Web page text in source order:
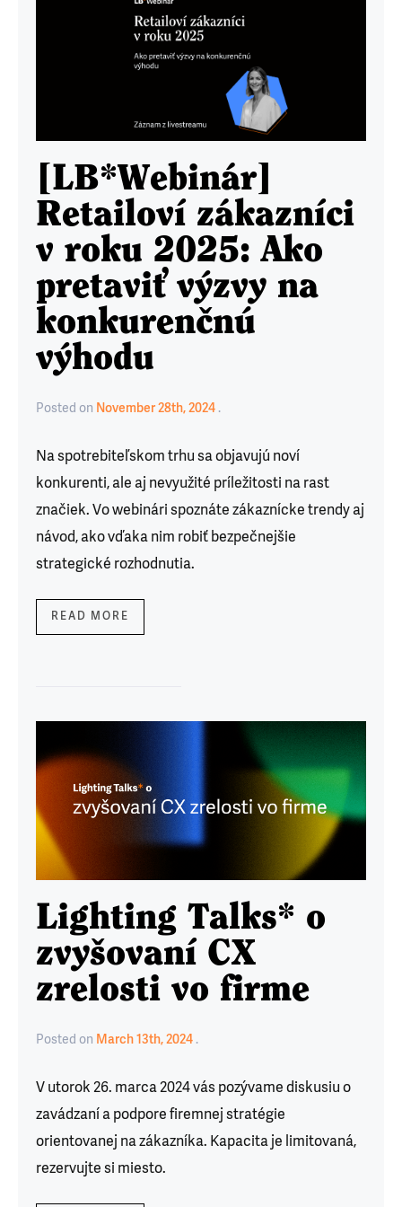
[LB*Webinár]
Retailoví zákazníci
v roku 2025: Ako
pretaviť výzvy na
konkurenčnú
výhodu
Posted on November 28th, 2024
Na spotrebiteľskom trhu sa objavujú noví
konkurenti, ale aj nevyužité príležitosti na rast
značiek. Vo webinári spoznáte zákaznícke trendy aj
návod, ako vďaka nim robiť bezpečnejšie
strategické rozhodnutia.
READ MORE
Lighting Talks* o
zvyšovaní CX
zrelosti vo firme
Posted on March 13th, 2024
V utorok 26. marca 2024 vás pozývame diskusiu o
zavádzaní a podpore firemnej stratégie
orientovanej na zákazníka. Kapacita je limitovaná,
rezervujte si miesto.